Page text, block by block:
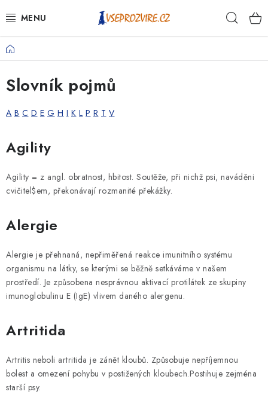
na
PSI
KOČKY
KONĚ
ANTIPARAZITIKA
PRO CHOVATELE
SLEVY
ZNAČKY
Ceník dopravy
Domů
Slovník pojmů
A B C D E G H I K L P R T V
V
ý
p
i
s
o
v
n
k
v
ý
c
Agility
Agility = z angl. obratnost, hbitost. Soutěže, při nichž psi, naváděni
cvičitel$em, překonávají rozmanité překážky.
Alergie
Alergie je přehnaná, nepřiměřená reakce imunitního systému
organismu na látky, se kterými se běžně setkáváme v našem
prostředí. Je způsobena nesprávnou aktivací protilátek ze skupiny
imunoglobulinu E (IgE) vlivem daného alergenu.
Artritida
Artritis neboli artritida je zánět kloubů. Způsobuje nepříjemnou
bolest a omezení pohybu v postižených kloubech.Postihuje zejména
starší psy.